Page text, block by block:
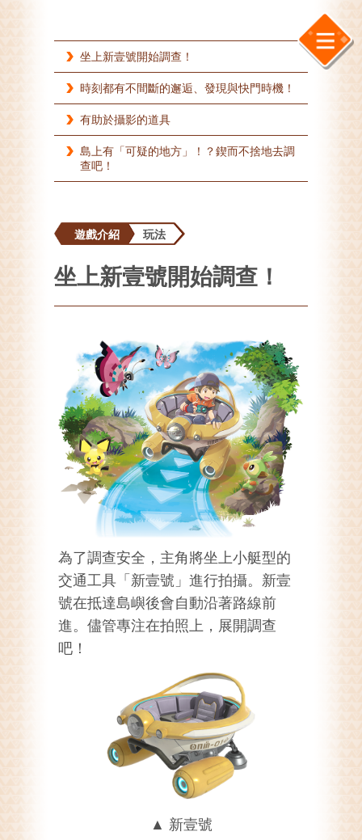
坐上新壹號開始調查！
時刻都有不間斷的邂逅、發現與快門時機！
有助於攝影的道具
島上有「可疑的地方」！？鍥而不捨地去調
查吧！
遊戲介紹 玩法
坐上新壹號開始調查！
為了調查安全，主角將坐上小艇型的
交通工具「新壹號」進行拍攝。新壹
號在抵達島嶼後會自動沿著路線前
進。儘管專注在拍照上，展開調查
吧！
▲ 新壹號